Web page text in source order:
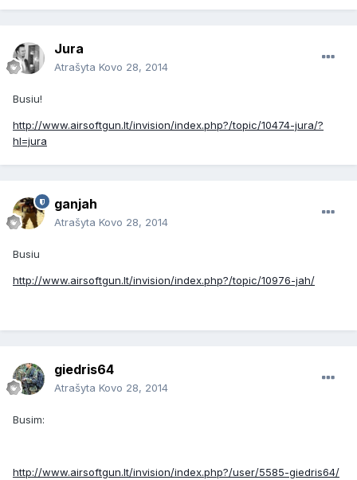
Jura
Atrašyta Kovo 28, 2014
Busiu!
http://www.airsoftgun.lt/invision/index.php?/topic/10474-jura/?
hl=jura
ganjah
Atrašyta Kovo 28, 2014
Busiu
http://www.airsoftgun.lt/invision/index.php?/topic/10976-jah/
giedris64
Atrašyta Kovo 28, 2014
Busim:
http://www.airsoftgun.lt/invision/index.php?/user/5585-giedris64/